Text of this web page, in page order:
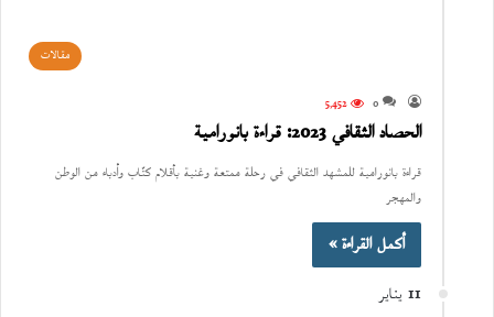
مقالات
0 5٬452
الحصاد الثقافي 2023: قراءة بانورامية
قراءة بانورامية للمشهد الثقافي في رحلة ممتعة وغنية بأقلام كتّاب وأدباء من الوطن
والمهجر
أكمل القراءة »
11 يناير